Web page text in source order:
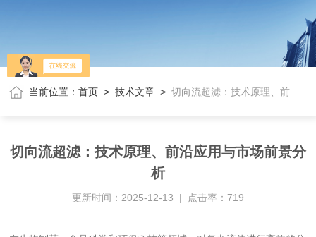
当前位置：首页 >技术文章 >切向流超滤：技术原理、前沿应用与市场前景分析
切向流超滤：技术原理、前沿应用与市场前景分
析
更新时间：2025-12-13 | 点击率：719